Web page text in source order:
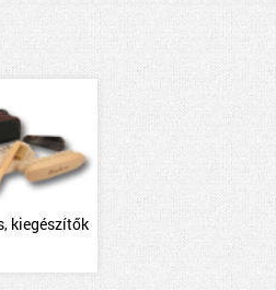
kiegészítők